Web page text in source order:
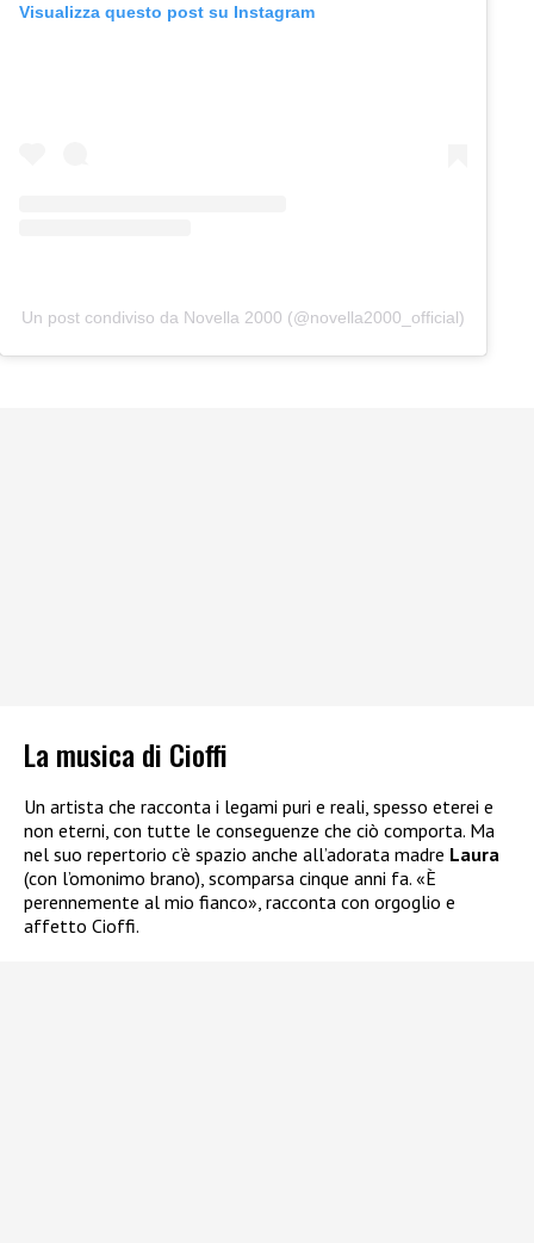
Visualizza questo post su Instagram
Un post condiviso da Novella 2000 (@novella2000_official)
La musica di Cioffi
Un artista che racconta i legami puri e reali, spesso eterei e
non eterni, con tutte le conseguenze che ciò comporta. Ma
nel suo repertorio c’è spazio anche all’adorata madre Laura
(con l’omonimo brano), scomparsa cinque anni fa. «È
perennemente al mio fianco», racconta con orgoglio e
affetto Cioffi.